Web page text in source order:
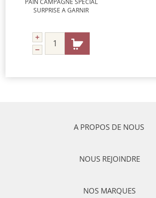
SURPRISE A GARNIR
A PROPOS DE NOUS
NOUS REJOINDRE
NOS MARQUES